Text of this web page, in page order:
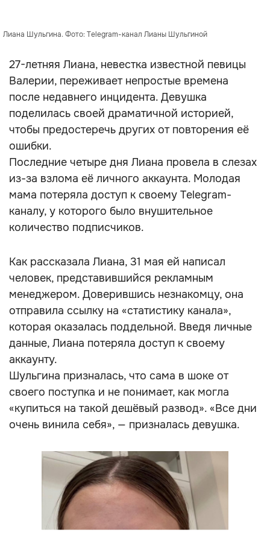
Лиана Шульгина. Фото: Telegram-канал Лианы Шульгиной
27-летняя Лиана, невестка известной певицы
Валерии, переживает непростые времена
после недавнего инцидента. Девушка
поделилась своей драматичной историей,
чтобы предостеречь других от повторения её
ошибки.
Последние четыре дня Лиана провела в слезах
из-за взлома её личного аккаунта. Молодая
мама потеряла доступ к своему Telegram-
каналу, у которого было внушительное
количество подписчиков.
Как рассказала Лиана, 31 мая ей написал
человек, представившийся рекламным
менеджером. Доверившись незнакомцу, она
отправила ссылку на «статистику канала»,
которая оказалась поддельной. Введя личные
данные, Лиана потеряла доступ к своему
аккаунту.
Шульгина призналась, что сама в шоке от
своего поступка и не понимает, как могла
«купиться на такой дешёвый развод». «Все дни
очень винила себя», — призналась девушка.